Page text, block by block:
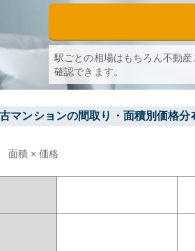
駅ごとの相場はもちろん不動
確認できます。
マンションの間取り・面積別価格分
面積 × 価格